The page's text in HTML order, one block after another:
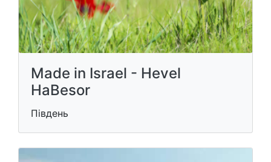
Made in Israel - Hevel
HaBesor
Південь